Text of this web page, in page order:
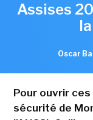
Assises
Oscar
Pour ouvrir
sécurité de